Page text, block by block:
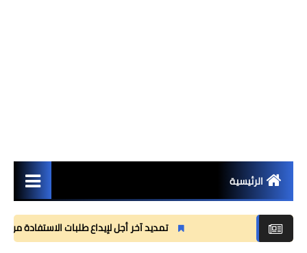
الرئيسية
مستجدات
مذكرات
تمديد آخر أجل لإيداع طلبات الاستفادة من منحة